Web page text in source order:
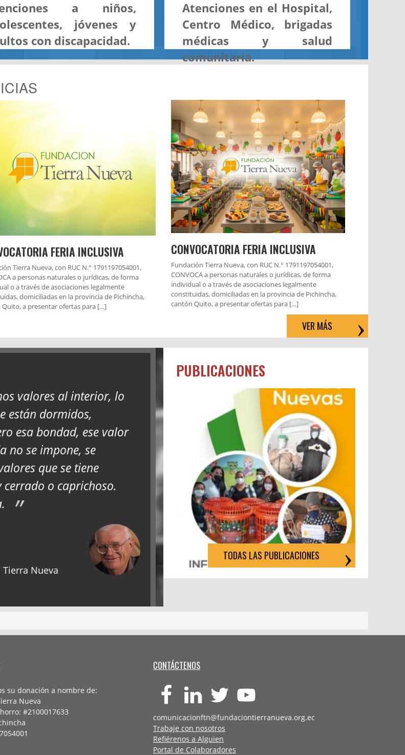
a niños,
jóvenes y
con discapacidad.
Atenciones en el Hospital,
Centro Médico, brigadas
médicas y salud
comunitaria.
FERIA INCLUSIVA
Tierra Nueva, con RUC N.° 1791197054001,
a personas naturales o jurídicas, de forma
o a través de asociaciones legalmente
domiciliadas en la provincia de Pichincha,
a presentar ofertas para […]
CONVOCATORIA FERIA INCLUSIVA
Fundación Tierra Nueva, con RUC N.° 1791197054001,
CONVOCA a personas naturales o jurídicas, de forma
individual o a través de asociaciones legalmente
constituidas, domiciliadas en la provincia de Pichincha,
cantón Quito, a presentar ofertas para […]
VER MÁS
valores al interior, lo
están dormidos,
esa bondad, ese valor
no se impone, se
que se tiene
cerrado o caprichoso.
Nueva
PUBLICACIONES
TODAS LAS PUBLICACIONES
su donación a nombre de:
Nueva
#2100017633
CONTÁCTENOS
comunicacionftn@fundaciontierranueva.org.ec
Trabaje con nosotros
Refiérenos a Alguien
Portal de Colaboradores